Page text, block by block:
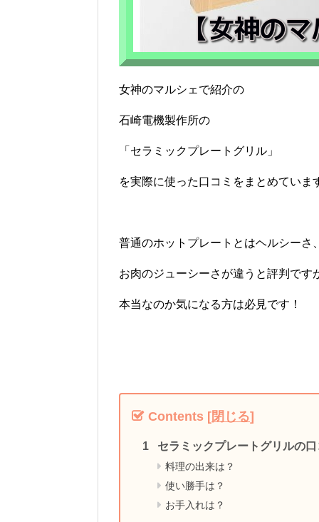
女神のマルシェで紹介の
石崎電機製作所の
「セラミックプレートグリル」
を実際に使った口コミをまとめていま
普通のホットプレートとはヘルシーさ、
お肉のジューシーさが違うと評判です
本当なのか気になる方は必見です！
Contents [閉じる]
セラミックプレートグリルの口
料理の出来は？
使い勝手は？
お手入れは？